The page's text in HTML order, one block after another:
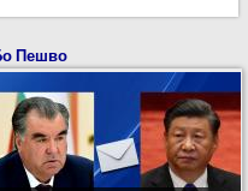
Пешво